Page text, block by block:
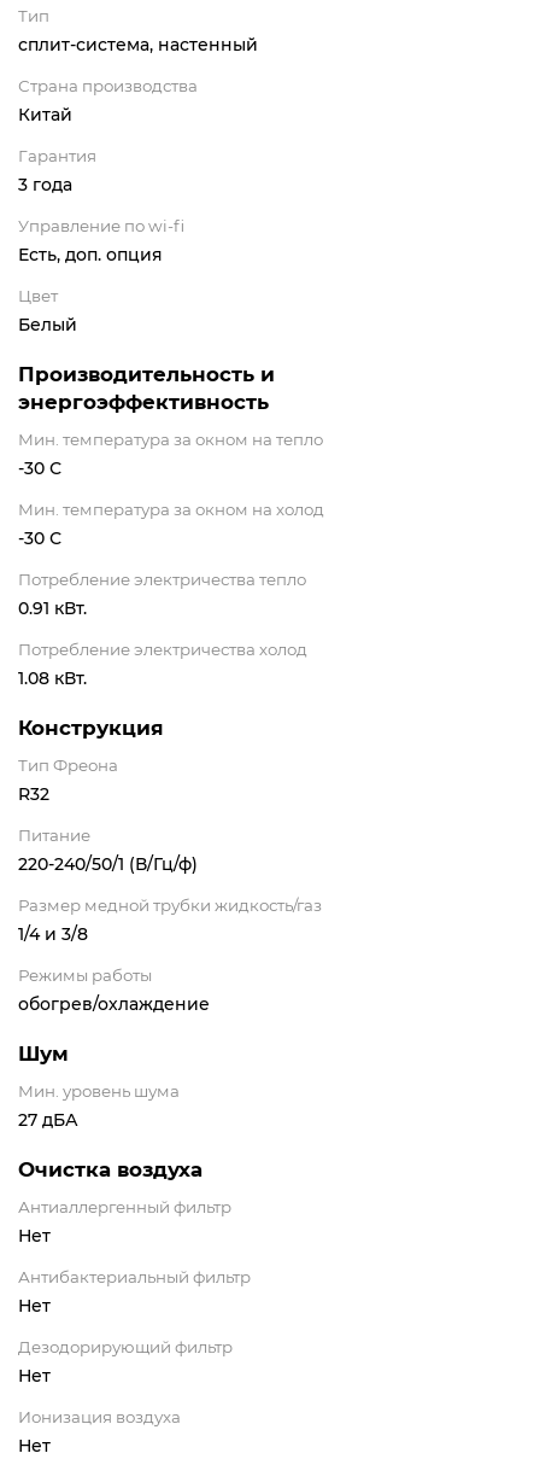
Тип
сплит-система, настенный
Страна производства
Китай
Гарантия
3 года
Управление по wi-fi
Есть, доп. опция
Цвет
Белый
Производительность и
энергоэффективность
Мин. температура за окном на тепло
-30 С
Мин. температура за окном на холод
-30 С
Потребление электричества тепло
0.91 кВт.
Потребление электричества холод
1.08 кВт.
Конструкция
Тип Фреона
R32
Питание
220-240/50/1 (В/Гц/ф)
Размер медной трубки жидкость/газ
1/4 и 3/8
Режимы работы
обогрев/охлаждение
Шум
Мин. уровень шума
27 дБА
Очистка воздуха
Антиаллергенный фильтр
Нет
Антибактериальный фильтр
Нет
Дезодорирующий фильтр
Нет
Ионизация воздуха
Нет